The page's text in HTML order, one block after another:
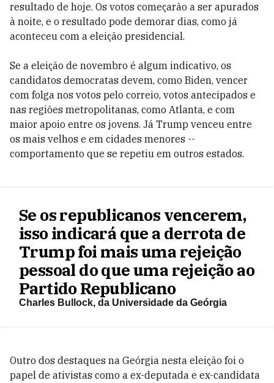
resultado de hoje. Os votos começarão a ser apurados
à noite, e o resultado pode demorar dias, como já
aconteceu com a eleição presidencial.
Se a eleição de novembro é algum indicativo, os
candidatos democratas devem, como Biden, vencer
com folga nos votos pelo correio, votos antecipados e
nas regiões metropolitanas, como Atlanta, e com
maior apoio entre os jovens. Já Trump venceu entre
os mais velhos e em cidades menores --
comportamento que se repetiu em outros estados.
Se os republicanos vencerem,
isso indicará que a derrota de
Trump foi mais uma rejeição
pessoal do que uma rejeição ao
Partido Republicano
Charles Bullock, da Universidade da Geórgia
Outro dos destaques na Geórgia nesta eleição foi o
papel de ativistas como a ex-deputada e ex-candidata